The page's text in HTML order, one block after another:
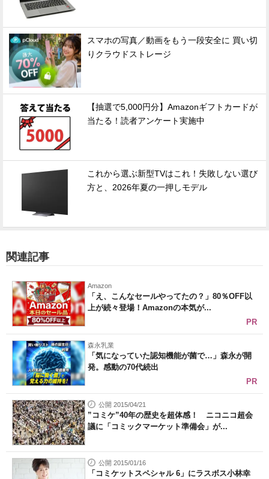
スマホの写真／動画をもう一段安全に 買い切
りクラウドストレージ
【抽選で5,000円分】Amazonギフトカードが
当たる！読者アンケート実施中
これから選ぶ新型TVはこれ！失敗しない選び
方と、2026年夏の一押しモデル
関連記事
Amazon
「え、こんなセールやってたの？」80％OFF以
上が続々登場！Amazonの本気が...
PR
森永乳業
「気になっていた認知機能が菌で…」森永が開
発。感動の70代続出
PR
公開 2015/04/21
”コミケ”40年の歴史を超体感！ ニコニコ超会
議に「コミックマーケット準備会」が...
公開 2015/01/16
「コミケットスペシャル 6」にラスボス小林幸